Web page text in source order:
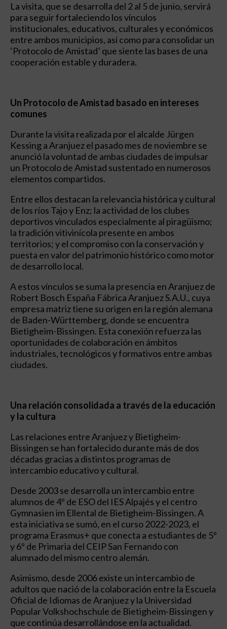
La visita, que se desarrolla del 2 al 5 de junio, servirá
para seguir fortaleciendo los vínculos
institucionales, educativos, culturales y económicos
entre ambos municipios, así como para consolidar un
‘Protocolo de Amistad’ que siente las bases de una
cooperación estable y duradera.
Un Protocolo de Amistad basado en intereses
comunes
Durante la visita realizada por el alcalde Jürgen
Kessing a Aranjuez el pasado mes de noviembre se
anunció la voluntad de ambas ciudades de impulsar
un Protocolo de Amistad sustentado en numerosos
elementos compartidos.
Entre ellos destacan la relevancia histórica y cultural
de los ríos Tajo y Enz; la actividad de los clubes
deportivos vinculados especialmente al piragüismo;
la tradición vitivinícola presente en ambos
territorios; y el compromiso con la conservación y
puesta en valor del patrimonio histórico como motor
de desarrollo local.
A estos vínculos se suma la presencia en Aranjuez de
Robert Bosch España Fábrica Aranjuez S.A.U., cuya
empresa matriz tiene su origen en la región alemana
de Baden-Württemberg, donde se encuentra
Bietigheim-Bissingen. Esta conexión refuerza las
oportunidades de colaboración en ámbitos
industriales, tecnológicos y formativos entre ambas
ciudades.
Una relación consolidada a través de la educación
y la cultura
Las relaciones entre Aranjuez y Bietigheim-
Bissingen se han fortalecido durante más de dos
décadas gracias a distintos programas de
intercambio educativo y cultural.
Desde 2003 se desarrolla un intercambio entre
alumnos de 4º de ESO del IES Alpajés y el centro
Gymnasien im Ellental de Bietigheim-Bissingen. A
esta iniciativa se sumó, en el curso 2022-2023, el
programa Erasmus+ que conecta a estudiantes de 5º
y 6º de Primaria del CEIP San Fernando con
alumnado del mismo centro alemán.
Asimismo, desde 2006 existe un intercambio de
adultos que nació de la colaboración entre la Escuela
Oficial de Idiomas de Aranjuez y la Universidad
Popular Volkshochschule de Bietigheim-Bissingen y
que continúa desarrollándose en la actualidad.